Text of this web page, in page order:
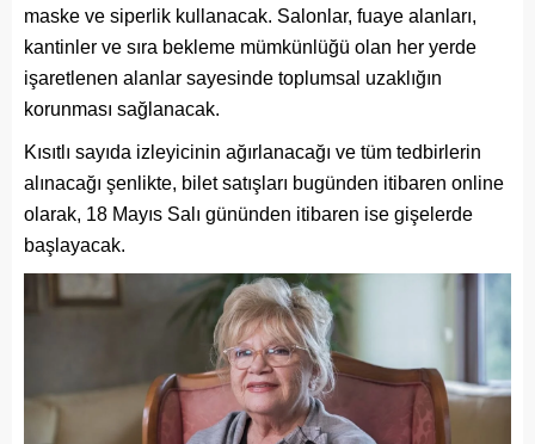
maske ve siperlik kullanacak. Salonlar, fuaye alanları,
kantinler ve sıra bekleme mümkünlüğü olan her yerde
işaretlenen alanlar sayesinde toplumsal uzaklığın
korunması sağlanacak.
Kısıtlı sayıda izleyicinin ağırlanacağı ve tüm tedbirlerin
alınacağı şenlikte, bilet satışları bugünden itibaren online
olarak, 18 Mayıs Salı gününden itibaren ise gişelerde
başlayacak.